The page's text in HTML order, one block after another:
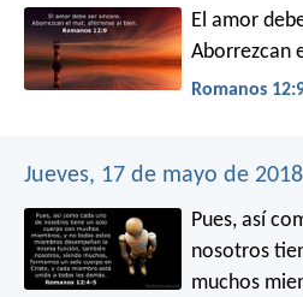
El amor
Aborrezcan
Romanos
Jueves, 17 de mayo de 2018
Pues, así
nosotros
muchos